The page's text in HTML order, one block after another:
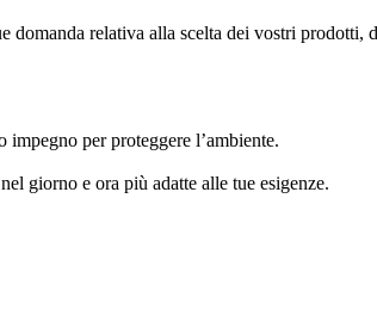
relativa alla scelta dei vostri prodotti,
per proteggere l’ambiente.
giorno e ora più adatte alle tue esigenze.